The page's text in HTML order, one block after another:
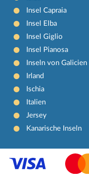
Insel Capraia
Insel Elba
Insel Giglio
Insel Pianosa
Inseln von Galicien
Irland
Ischia
Italien
Jersey
Kanarische Inseln